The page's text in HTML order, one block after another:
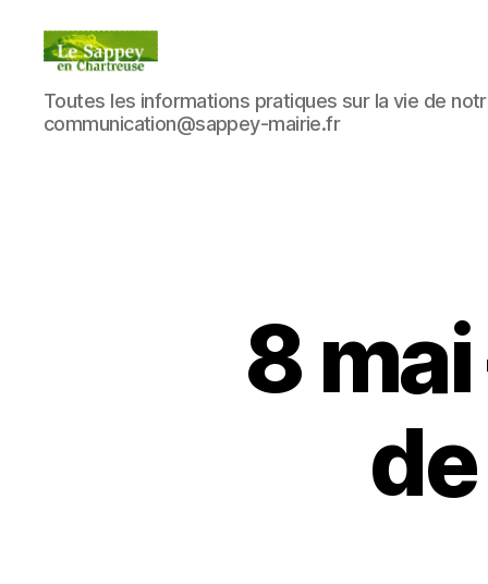
Blog
du
sappey
Toutes les informations pratiques sur la vie de
communication@sappey-mairie.fr
8